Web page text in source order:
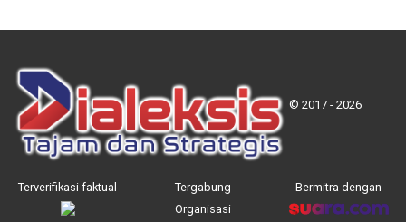
© 2017 - 2026
Terverifikasi faktual
Tergabung
Organisasi
Bermitra dengan